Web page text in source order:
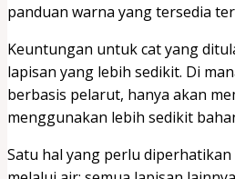
panduan warna yang tersedia
Keuntungan untuk cat yang
lapisan yang lebih sedikit. Di
berbasis pelarut, hanya akan
menggunakan lebih sedikit
Satu hal yang perlu